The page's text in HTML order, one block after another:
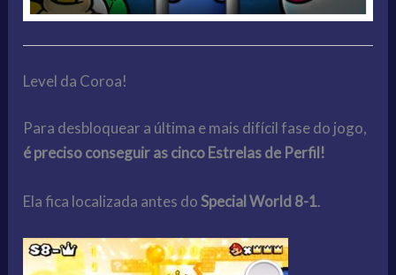
Level da Coroa!
Para desbloquear a última e mais difícil fase do jogo,
é preciso conseguir as cinco Estrelas de Perfil!
Ela fica localizada antes doSpecial World 8-1.